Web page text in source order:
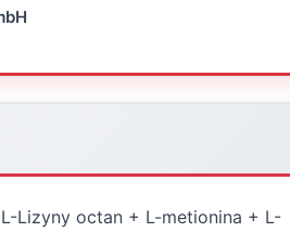
Lizyny octan + L-metionina + L-